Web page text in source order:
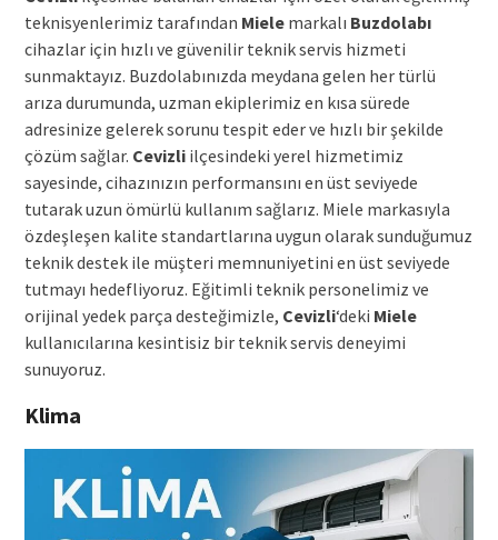
teknisyenlerimiz tarafından Mielemarkalı Buzdolabı
cihazlar için hızlı ve güvenilir teknik servis hizmeti
sunmaktayız. Buzdolabınızda meydana gelen her türlü
arıza durumunda, uzman ekiplerimiz en kısa sürede
adresinize gelerek sorunu tespit eder ve hızlı bir şekilde
çözüm sağlar. Cevizliilçesindeki yerel hizmetimiz
sayesinde, cihazınızın performansını en üst seviyede
tutarak uzun ömürlü kullanım sağlarız. Miele markasıyla
özdeşleşen kalite standartlarına uygun olarak sunduğumuz
teknik destek ile müşteri memnuniyetini en üst seviyede
tutmayı hedefliyoruz. Eğitimli teknik personelimiz ve
orijinal yedek parça desteğimizle, Cevizli‘deki Miele
kullanıcılarına kesintisiz bir teknik servis deneyimi
sunuyoruz.
Klima